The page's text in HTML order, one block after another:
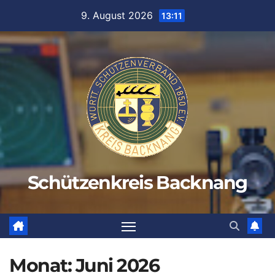
springen
9. August 2026 13:11
Schützenkreis Backnang
Monat:Juni 2026